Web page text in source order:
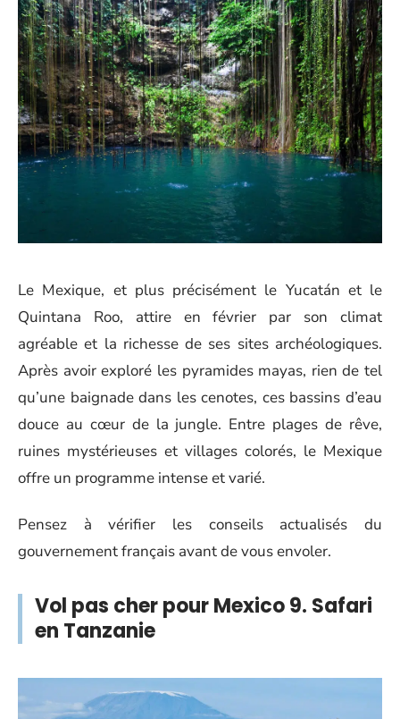
Le Mexique, et plus précisément le Yucatán et le
Quintana Roo, attire en février par son climat
agréable et la richesse de ses sites archéologiques.
Après avoir exploré les pyramides mayas, rien de tel
qu’une baignade dans les cenotes, ces bassins d’eau
douce au cœur de la jungle. Entre plages de rêve,
ruines mystérieuses et villages colorés, le Mexique
offre un programme intense et varié.
Pensez à vérifier les conseils actualisés du
gouvernement français avant de vous envoler.
Vol pas cher pour Mexico 9. Safari
en Tanzanie